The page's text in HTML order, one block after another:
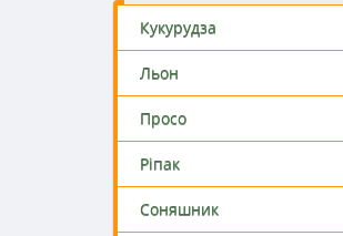
Кукурудза
Льон
Просо
Ріпак
Соняшник